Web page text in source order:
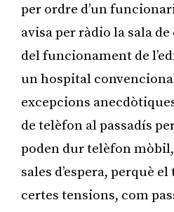
per ordre d’un
avisa per ràdio la sala
del funcionament de
un hospital
excepcions
de telèfon al passadís
poden dur telèfon
sales d’espera, perquè
certes tensions, com